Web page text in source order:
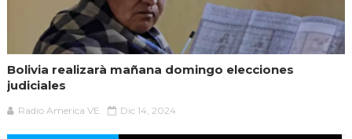
Bolivia realizarà mañana domingo elecciones
judiciales
Radio America VE Dic 14, 2024